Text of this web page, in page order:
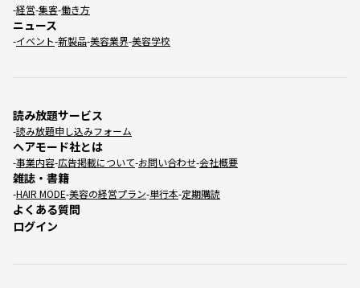
経営 集客 働き方
ニュース
イベント 新製品 美容業界 美容学校
読み放題サービス
読み放題申し込みフォーム
ヘアモード社とは
事業内容 広告掲載について お問い合わせ 会社概要
雑誌・書籍
HAIR MODE 美容の経営プラン 単行本 定期購読
よくある質問
ログイン